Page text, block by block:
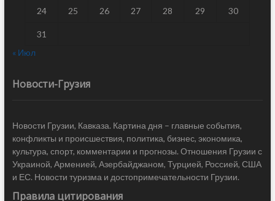
24 25 26 27 28 29 30
31
« Июл
Новости-Грузия
Новости Грузии, Кавказа. Картина дня – главные события,
конфликты и происшествия, политика, бизнес, экономика,
культура, спорт, комментарии и прогнозы. Отношения Грузии с
Украиной, Арменией, Азербайджаном, Турцией, Россией, США
и ЕС. Новости туризма и достопримечательности Грузии.
Правила цитирования